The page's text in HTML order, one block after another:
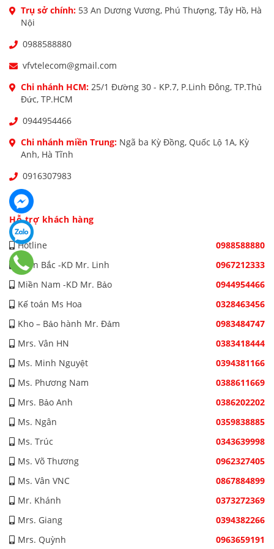
Trụ sở chính: 53 An Dương Vương, Phú Thượng, Tây Hồ, Hà
Nội
0988588880
vfvtelecom@gmail.com
Chi nhánh HCM: 25/1 Đường 30 - KP.7, P.Linh Đông, TP.Thủ
Đức, TP.HCM
0944954466
Chi nhánh miền Trung: Ngã ba Kỳ Đồng, Quốc Lộ 1A, Kỳ
Anh, Hà Tĩnh
0916307983
Hỗ trợ khách hàng
Hotline
0988588880
Miền Bắc -KD Mr. Linh
0967212333
Miền Nam -KD Mr. Bảo
0944954466
Kế toán Ms Hoa
0328463456
Kho – Bảo hành Mr. Đảm
0983484747
Mrs. Vân HN
0383418444
Ms. Minh Nguyệt
0394381166
Ms. Phương Nam
0388611669
Mrs. Bảo Anh
0386202202
Ms. Ngân
0359838885
Ms. Trúc
0343639998
Ms. Võ Thương
0962327405
Ms. Vân VNC
0867884899
Mr. Khánh
0373272369
Mrs. Giang
0394382266
Mrs. Quỳnh
0963659191